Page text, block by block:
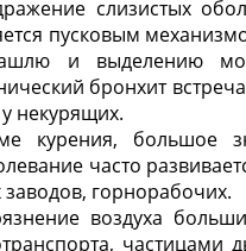
слизистых
пусковым
и выделению
бронхит
некурящих.
курения, большое
часто
заводов, горнорабочих.
воздуха
частицами